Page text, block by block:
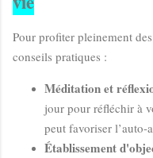
Pour profiter pleinement
conseils pratiques :
Méditation et
jour pour réfléchir à
peut favoriser l’auto-
Établissement